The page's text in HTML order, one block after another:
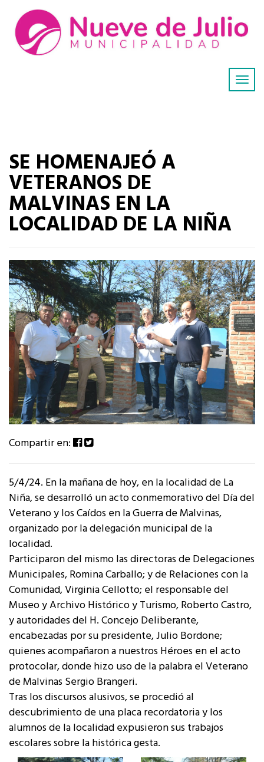
SE HOMENAJEÓ A
VETERANOS DE
MALVINAS EN LA
LOCALIDAD DE LA NIÑA
Compartir en:
5/4/24. En la mañana de hoy, en la localidad de La
Niña, se desarrolló un acto conmemorativo del Día del
Veterano y los Caídos en la Guerra de Malvinas,
organizado por la delegación municipal de la
localidad.
Participaron del mismo las directoras de Delegaciones
Municipales, Romina Carballo; y de Relaciones con la
Comunidad, Virginia Cellotto; el responsable del
Museo y Archivo Histórico y Turismo, Roberto Castro,
y autoridades del H. Concejo Deliberante,
encabezadas por su presidente, Julio Bordone;
quienes acompañaron a nuestros Héroes en el acto
protocolar, donde hizo uso de la palabra el Veterano
de Malvinas Sergio Brangeri.
Tras los discursos alusivos, se procedió al
descubrimiento de una placa recordatoria y los
alumnos de la localidad expusieron sus trabajos
escolares sobre la histórica gesta.